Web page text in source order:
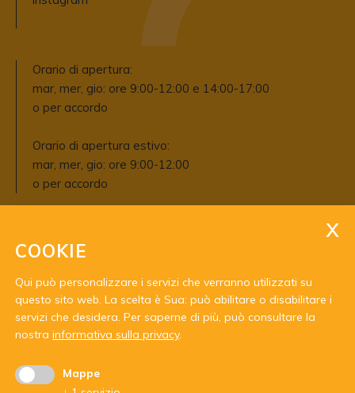
Orario di apertura:
mar, mer, gio: ore 9:00-12:00 e 14:00-17:00
o per accordo
Orario di apertura estivo:
mar, mer, gio: ore 9:00-12:00
o per accordo
Con il sostegno di:
COOKIE
Qui può personalizzare i servizi che verranno utilizzati su
questo sito web. La scelta è Sua: può abilitare o disabilitare i
servizi che desidera. Per saperne di più, può consultare la
nostra informativa sulla privacy.
Mappe